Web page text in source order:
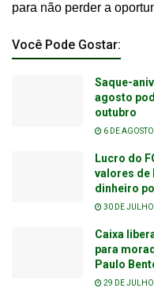
para não perder a
Você Pode Gostar:
Saque-
agosto
outubro
6 DE
Lucro do
valores de
dinheiro
30 DE
Caixa
para
Paulo
29 DE